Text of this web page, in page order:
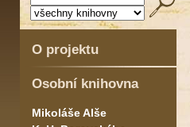
O projektu
Osobní knihovna
Mikoláše Alše